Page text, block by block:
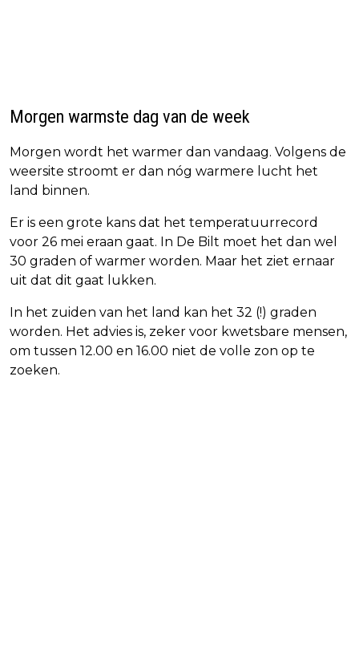
Morgen warmste dag van de week
Morgen wordt het warmer dan vandaag. Volgens de
weersite stroomt er dan nóg warmere lucht het
land binnen.
Er is een grote kans dat het temperatuurrecord
voor 26 mei eraan gaat. In De Bilt moet het dan wel
30 graden of warmer worden. Maar het ziet ernaar
uit dat dit gaat lukken.
In het zuiden van het land kan het 32 (!) graden
worden. Het advies is, zeker voor kwetsbare mensen,
om tussen 12.00 en 16.00 niet de volle zon op te
zoeken.